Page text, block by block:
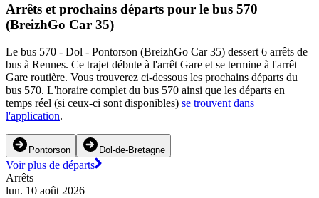
Arrêts et prochains départs pour le bus 570
(BreizhGo Car 35)
Le bus 570 - Dol - Pontorson (BreizhGo Car 35) dessert 6 arrêts de
bus à Rennes. Ce trajet débute à l'arrêt Gare et se termine à l'arrêt
Gare routière. Vous trouverez ci-dessous les prochains départs du
bus 570. L'horaire complet du bus 570 ainsi que les départs en
temps réel (si ceux-ci sont disponibles) se trouvent dans
l'application.
Pontorson Dol-de-Bretagne
Voir plus de départs
Arrêts
lun. 10 août 2026